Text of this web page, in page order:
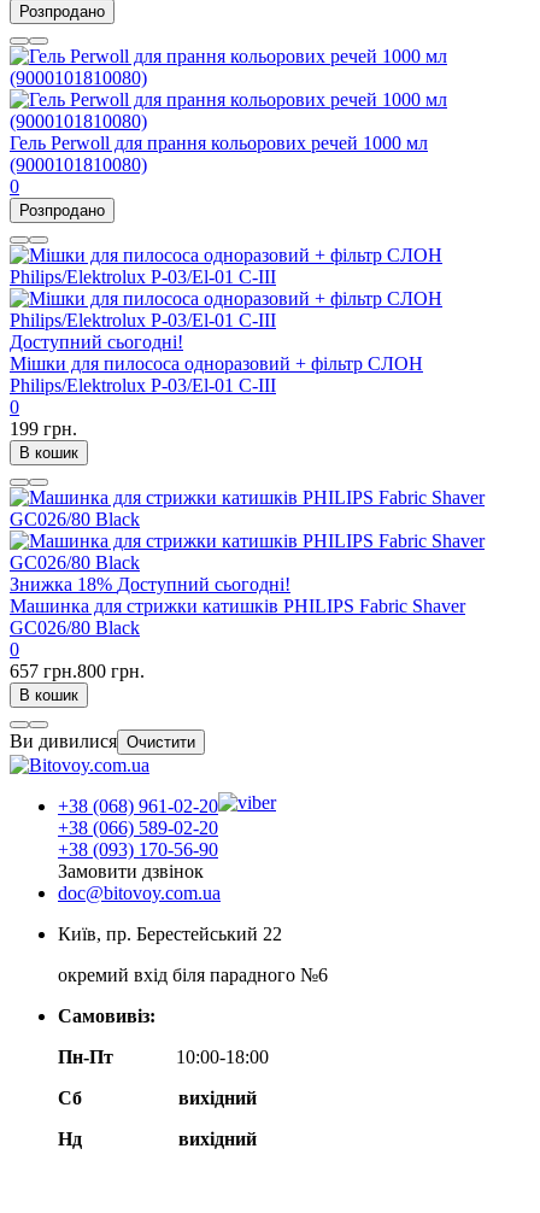
Розпродано
Гель Perwoll для прання кольорових речей 1000 мл
(9000101810080)
0
Розпродано
Доступний сьогодні!
Мішки для пилососа одноразовий + фільтр СЛОН
Philips/Elektrolux P-03/El-01 C-III
0
199 грн.
В кошик
Знижка 18% Доступний сьогодні!
Машинка для стрижки катишків PHILIPS Fabric Shaver
GC026/80 Black
0
657 грн.800 грн.
В кошик
Ви дивилися Очистити
+38 (068) 961-02-20
+38 (066) 589-02-20
+38 (093) 170-56-90
Замовити дзвінок
doc@bitovoy.com.ua
Київ, пр. Берестейський 22
окремий вхід біля парадного №6
Самовивіз:
Пн-Пт
10:00-18:00
Сб
вихідний
Нд
вихідний